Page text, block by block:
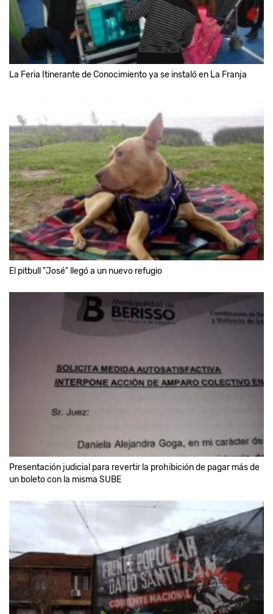
La Feria Itinerante de Conocimiento ya se instaló en La Franja
El pitbull "José" llegó a un nuevo refugio
Presentación judicial para revertir la prohibición de pagar más de
un boleto con la misma SUBE